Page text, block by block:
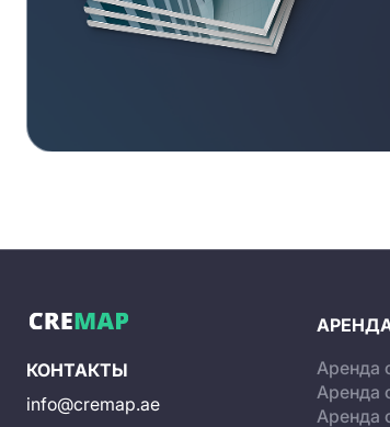
КОНТАКТЫ
info@cremap.ae
Аренда
Аренда
Аренда